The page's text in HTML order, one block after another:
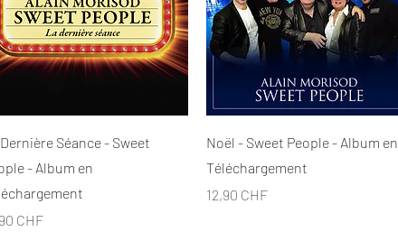
Aperçu rapide
Séance - Sweet
- Album en
CHF
Aperçu rapide
Noël - Sweet People - Album en
Téléchargement
Prix
12,90 CHF